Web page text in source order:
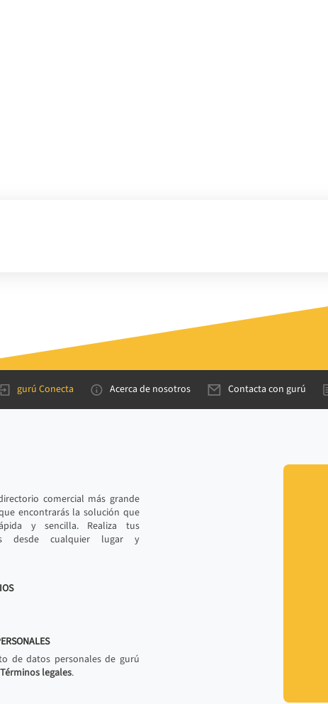
gurú Conecta Acerca de nosotros Contacta con gurú
comercial más grande
encontrarás la solución que
y sencilla. Realiza tus
desde cualquier lugar y
de datos personales de gurú
Términos legales.